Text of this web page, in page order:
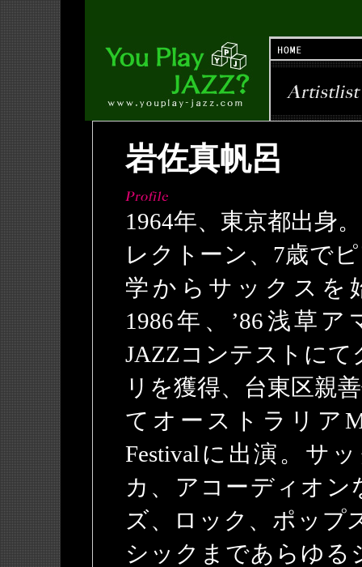
岩佐真帆呂
1964年、東京都出身
レクトーン、7歳で
学からサックスを
1986年、’86浅草ア
JAZZコンテストにて
リを獲得、台東区親
てオーストラリア
Festivalに出演。サ
カ、アコーディオン
ズ、ロック、ポップ
シックまであらゆる